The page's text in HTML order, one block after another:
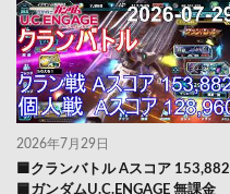
2026年7月29日
🟦クランバトル Aスコア 153,882
🟦ガンダムU.C.ENGAGE 無課金